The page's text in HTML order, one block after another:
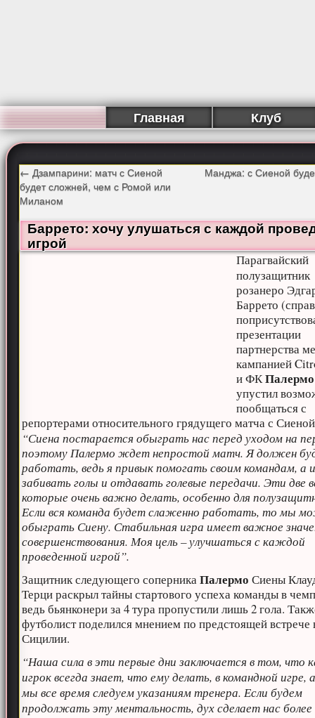
Главная Клуб
← Дзампарини: матч с Сиеной
будет сложней, чем с Ромой или
Миланом
Манджа: с Сиеной
Баррето: хочу улушаться с каждой
игрой
Парагвайский
полузащитник
розанеро
Баррето
презентации
партнерства
кампанией
и ФКПалермо
упустил
пообщаться с
репортерами относительного грядущего матча с
“Сиена постарается обыграть нас перед уходом на
поэтому Палермо ждет непростой матч. Я должен
работать, ведь я привык помогать своим командам, а
забивать голы и отдавать голевые передачи. Эти две
которые очень важно делать, особенно для
Если вся команда будет слаженно работать, то мы
обыграть Сиену. Стабильная игра имеет важное
совершенствования. Моя цель – улучшаться с каждой
проведенной игрой”.
Защитник следующего соперникаПалермо Сиены
Терци раскрыл тайны стартового успеха команды в
ведь бьянконери за 4 тура пропустили лишь 2 гола.
футболист поделился мнением по предстоящей встрече
Сицилии.
“Наша сила в эти первые дни заключается в том, что
игрок всегда знает, что ему делать, в командной
мы все время следуем указаниям тренера. Если будем
продолжать эту ментальность, дух сделает нас более